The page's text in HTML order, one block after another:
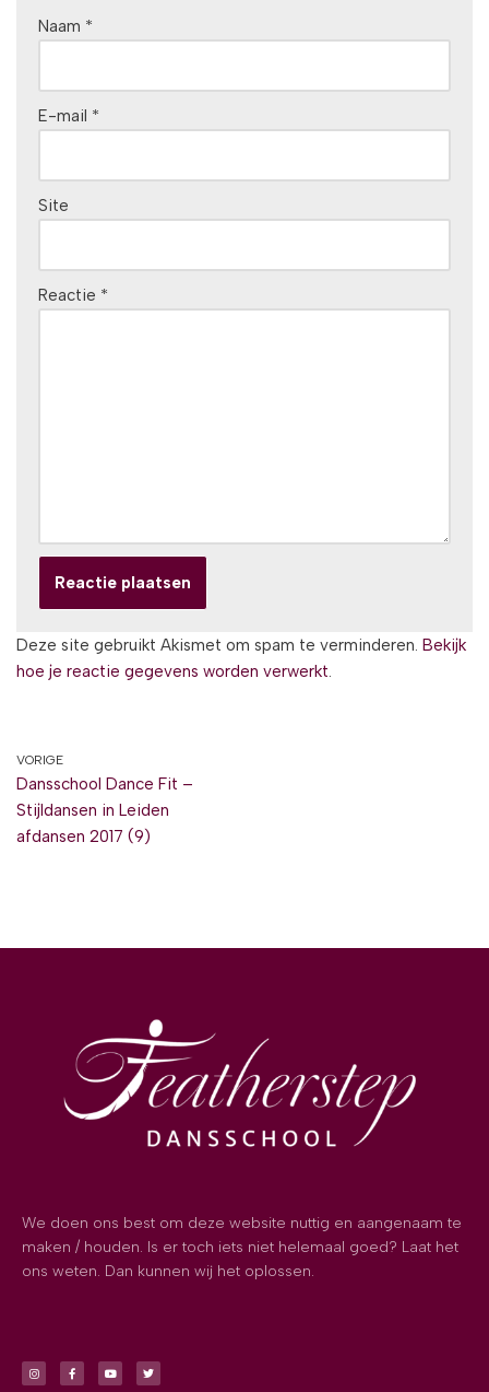
Naam *
E-mail *
Site
Reactie *
Deze site gebruikt Akismet om spam te verminderen. Bekijk
hoe je reactie gegevens worden verwerkt.
VORIGE
Dansschool Dance Fit –
Stijldansen in Leiden
afdansen 2017 (9)
We doen ons best om deze website nuttig en aangenaam te
maken / houden. Is er toch iets niet helemaal goed? Laat het
ons weten. Dan kunnen wij het oplossen.